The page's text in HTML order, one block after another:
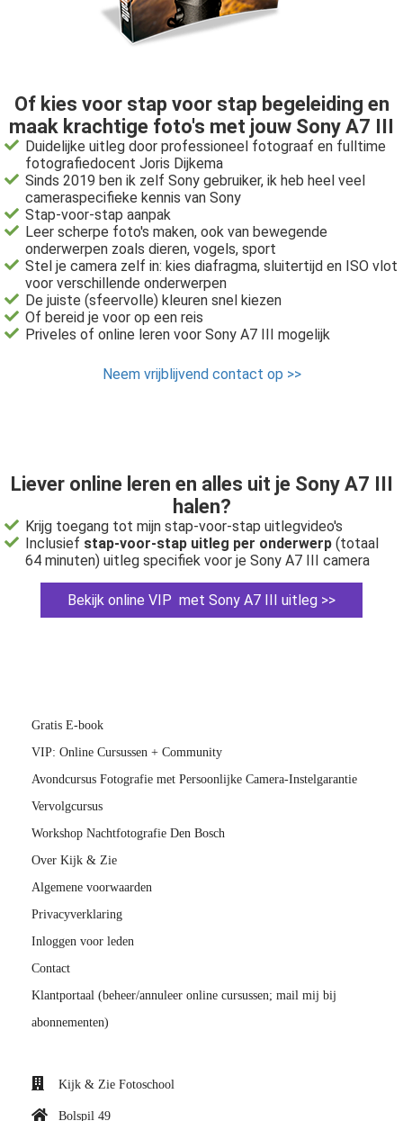
Of kies voor stap voor stap begeleiding en
maak krachtige foto's met jouw Sony A7 III
Duidelijke uitleg door professioneel fotograaf en fulltime
fotografiedocent Joris Dijkema
Sinds 2019 ben ik zelf Sony gebruiker, ik heb heel veel
cameraspecifieke kennis van Sony
Stap-voor-stap aanpak
Leer scherpe foto's maken, ook van bewegende
onderwerpen zoals dieren, vogels, sport
Stel je camera zelf in: kies diafragma, sluitertijd en ISO vlot
voor verschillende onderwerpen
De juiste (sfeervolle) kleuren snel kiezen
Of bereid je voor op een reis
Priveles of online leren voor Sony A7 III mogelijk
Neem vrijblijvend contact op >>
Liever online leren en alles uit je Sony A7 III
halen?
Krijg toegang tot mijn stap-voor-stap uitlegvideo's
Inclusief stap-voor-stap uitleg per onderwerp (totaal
64 minuten) uitleg specifiek voor je Sony A7 III camera
Bekijk online VIP met Sony A7 III uitleg >>
Gratis E-book
VIP: Online Cursussen + Community
Avondcursus Fotografie met Persoonlijke Camera-Instelgarantie
Vervolgcursus
Workshop Nachtfotografie Den Bosch
Over Kijk & Zie
Algemene voorwaarden
Privacyverklaring
Inloggen voor leden
Contact
Klantportaal (beheer/annuleer online cursussen; mail mij bij
abonnementen)
Kijk & Zie Fotoschool
Bolspil 49